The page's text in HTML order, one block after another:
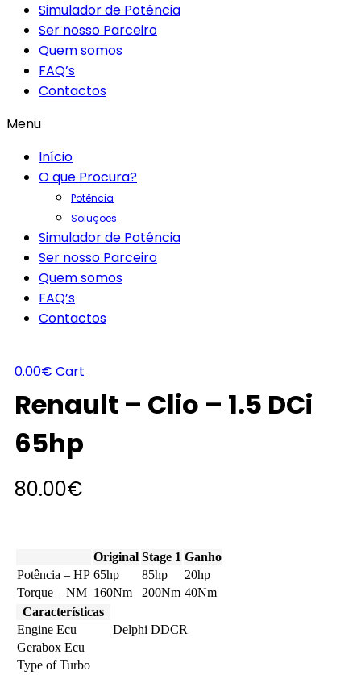
Simulador de Potência
Ser nosso Parceiro
Quem somos
FAQ’s
Contactos
Menu
Início
O que Procura?
Potência
Soluções
Simulador de Potência
Ser nosso Parceiro
Quem somos
FAQ’s
Contactos
0.00€ Cart
Renault – Clio – 1.5 DCi
65hp
80.00€
Original Stage 1 Ganho
Potência – HP 65hp 85hp
20hp
Torque – NM 160Nm 200Nm 40Nm
Características
Engine Ecu
Delphi DDCR
Gerabox Ecu
Type of Turbo